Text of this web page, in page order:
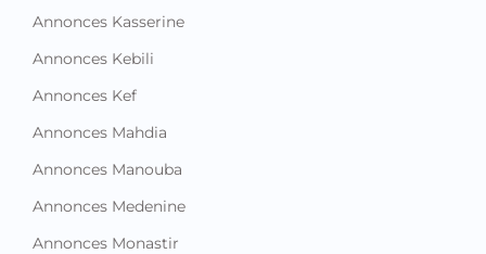
Annonces Kasserine
Annonces Kebili
Annonces Kef
Annonces Mahdia
Annonces Manouba
Annonces Medenine
Annonces Monastir